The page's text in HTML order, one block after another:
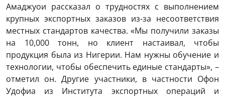
Амаджуои рассказал о трудностях с выполнением
крупных экспортных заказов из-за несоответствия
местных стандартов качества. «Мы получили заказы
на 10,000 тонн, но клиент настаивал, чтобы
продукция была из Нигерии. Нам нужны обучение и
технологии, чтобы обеспечить единые стандарты», –
отметил он. Другие участники, в частности Офон
Удофиа из Института экспортных операций и